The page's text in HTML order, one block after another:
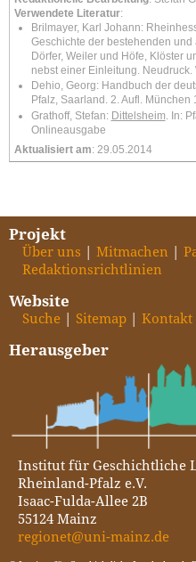
Verwendete Literatur:
Brilmayer, Karl Johann:
Geschichte der bestehenden
Dörfer, Weiler und Höfe, Klöster
nebst einer Einleitung. Neudruck.
Dehio, Georg: Handbuch der
Pfalz, Saarland. 2. Aufl. München
Grathoff, Stefan: Dittelsheim . In:
Onlineausgabe
Aktualisiert am: 29.05.2014
Projekt
Über uns Mitmachen
Redaktionsrichtlinien
Website
Suche Sitemap Kontakt
Herausgeber
Institut für Geschichtliche
Rheinland-Pfalz e.V.
Isaac-Fulda-Allee 2B
55124 Mainz
regionet@uni-mainz.de